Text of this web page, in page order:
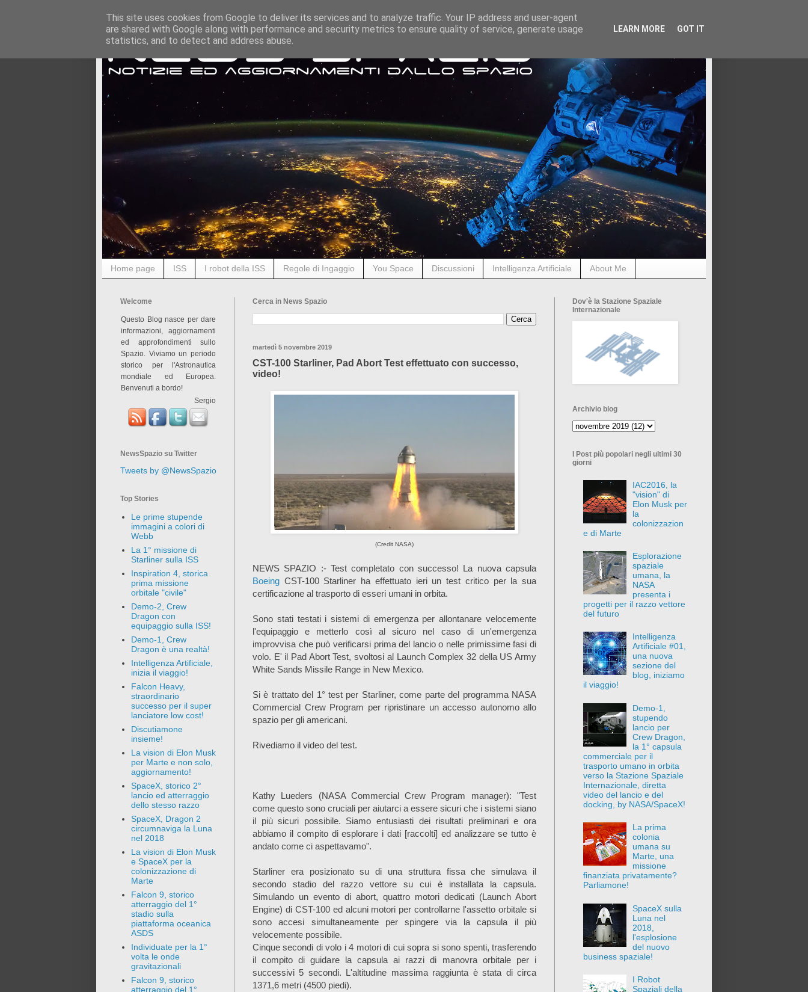
Home page ISS I robot della ISS Regole di Ingaggio You Space Discussioni Intelligenza Artificiale About Me
Cerca in News Spazio
martedì 5 novembre 2019
CST-100 Starliner, Pad Abort Test effettuato con successo,
video!
(Credit NASA)
NEWS SPAZIO :- Test completato con successo! La nuova capsula
Boeing CST-100 Starliner ha effettuato ieri un test critico per la sua
certificazione al trasporto di esseri umani in orbita.
Sono stati testati i sistemi di emergenza per allontanare velocemente
l'equipaggio e metterlo così al sicuro nel caso di un'emergenza
improvvisa che può verificarsi prima del lancio o nelle primissime fasi di
volo. E' il Pad Abort Test, svoltosi al Launch Complex 32 della US Army
White Sands Missile Range in New Mexico.
Si è trattato del 1° test per Starliner, come parte del programma NASA
Commercial Crew Program per ripristinare un accesso autonomo allo
spazio per gli americani.
Rivediamo il video del test.
Kathy Lueders (NASA Commercial Crew Program manager): "Test
come questo sono cruciali per aiutarci a essere sicuri che i sistemi siano
il più sicuri possibile. Siamo entusiasti dei risultati preliminari e ora
abbiamo il compito di esplorare i dati [raccolti] ed analizzare se tutto è
andato come ci aspettavamo".
Starliner era posizionato su di una struttura fissa che simulava il
secondo stadio del razzo vettore su cui è installata la capsula.
Simulando un evento di abort, quattro motori dedicati (Launch Abort
Engine) di CST-100 ed alcuni motori per controllarne l'assetto orbitale si
sono accesi simultaneamente per spingere via la capsula il più
velocemente possibile.
Cinque secondi di volo i 4 motori di cui sopra si sono spenti, trasferendo
il compito di guidare la capsula ai razzi di manovra orbitale per i
successivi 5 secondi. L'altitudine massima raggiunta è stata di circa
1371,6 metri (4500 piedi).
Welcome
Questo Blog nasce per dare
informazioni, aggiornamenti
ed approfondimenti sullo
Spazio. Viviamo un periodo
storico per l'Astronautica
mondiale ed Europea.
Benvenuti a bordo!
Sergio
NewsSpazio su Twitter
Tweets by @NewsSpazio
Top Stories
Le prime stupende
immagini a colori di
Webb
La 1° missione di
Starliner sulla ISS
Inspiration 4, storica
prima missione
orbitale "civile"
Demo-2, Crew
Dragon con
equipaggio sulla ISS!
Demo-1, Crew
Dragon è una realtà!
Intelligenza Artificiale,
inizia il viaggio!
Falcon Heavy,
straordinario
successo per il super
lanciatore low cost!
Discutiamone
insieme!
La vision di Elon Musk
per Marte e non solo,
aggiornamento!
SpaceX, storico 2°
lancio ed atterraggio
dello stesso razzo
SpaceX, Dragon 2
circumnaviga la Luna
nel 2018
La vision di Elon Musk
e SpaceX per la
colonizzazione di
Marte
Falcon 9, storico
atterraggio del 1°
stadio sulla
piattaforma oceanica
ASDS
Individuate per la 1°
volta le onde
gravitazionali
Falcon 9, storico
atterraggio del 1°
Dov'è la Stazione Spaziale
Internazionale
Archivio blog
I Post più popolari negli ultimi 30
giorni
IAC2016, la
"vision" di
Elon Musk per
la
colonizzazion
e di Marte
Esplorazione
spaziale
umana, la
NASA
presenta i
progetti per il razzo vettore
del futuro
Intelligenza
Artificiale #01,
una nuova
sezione del
blog, iniziamo
il viaggio!
Demo-1,
stupendo
lancio per
Crew Dragon,
la 1° capsula
commerciale per il
trasporto umano in orbita
verso la Stazione Spaziale
Internazionale, diretta
video del lancio e del
docking, by NASA/SpaceX!
La prima
colonia
umana su
Marte, una
missione
finanziata privatamente?
Parliamone!
SpaceX sulla
Luna nel
2018,
l'esplosione
del nuovo
business spaziale!
I Robot
Spaziali della
This site uses cookies from Google to deliver its services and to analyze traffic. Your IP address and user-agent
are shared with Google along with performance and security metrics to ensure quality of service, generate usage
statistics, and to detect and address abuse.
LEARN MORE GOT IT